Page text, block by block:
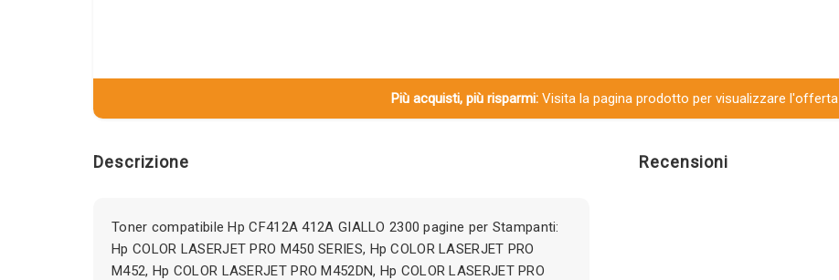
Più acquisti, più risparmi:Visita la pagina prodotto per visualizzare l'offerta
Descrizione
Toner compatibile Hp CF412A 412A GIALLO 2300 pagine per Stampanti:
Hp COLOR LASERJET PRO M450 SERIES, Hp COLOR LASERJET PRO
M452, Hp COLOR LASERJET PRO M452DN, Hp COLOR LASERJET PRO
Recensioni